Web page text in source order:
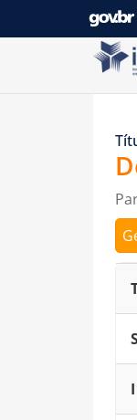
Pular para o conteúdo